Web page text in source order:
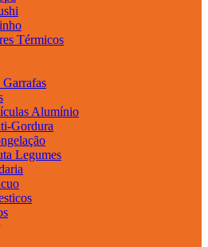
Térmicos
Garrafas
Alumínio
Gordura
Legumes